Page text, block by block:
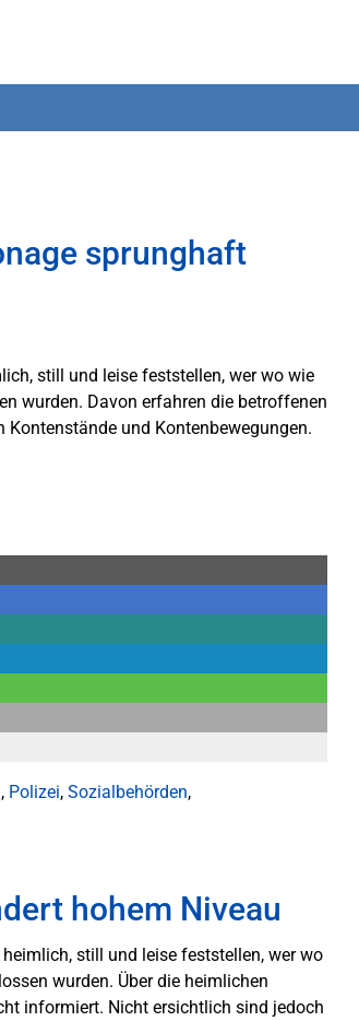
sprunghaft
still und leise feststellen, wer wo wie
wurden. Davon erfahren die betroffenen
und Kontenbewegungen.
, Polizei, Sozialbehörden,
hohem Niveau
still und leise feststellen, wer wo
wurden. Über die heimlichen
informiert. Nicht ersichtlich sind jedoch